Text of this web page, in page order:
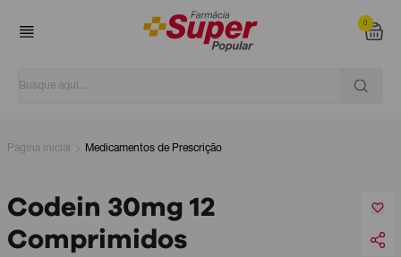
0
Página inicial Medicamentos de Prescrição
Codein 30mg 12
Comprimidos